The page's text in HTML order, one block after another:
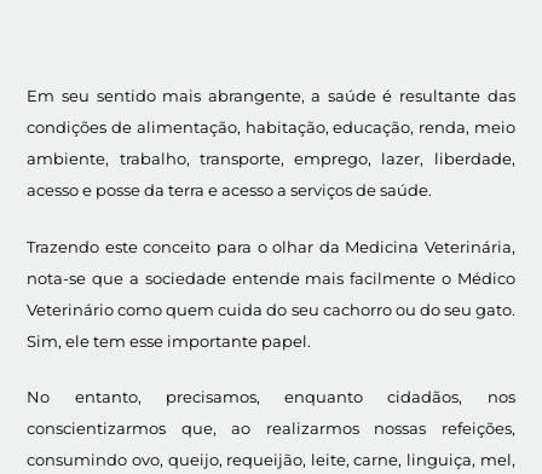
Em seu sentido mais abrangente, a saúde é resultante das
condições de alimentação, habitação, educação, renda, meio
ambiente, trabalho, transporte, emprego, lazer, liberdade,
acesso e posse da terra e acesso a serviços de saúde.
Trazendo este conceito para o olhar da Medicina Veterinária,
nota-se que a sociedade entende mais facilmente o Médico
Veterinário como quem cuida do seu cachorro ou do seu gato.
Sim, ele tem esse importante papel.
No entanto, precisamos, enquanto cidadãos, nos
conscientizarmos que, ao realizarmos nossas refeições,
consumindo ovo, queijo, requeijão, leite, carne, linguiça, mel,